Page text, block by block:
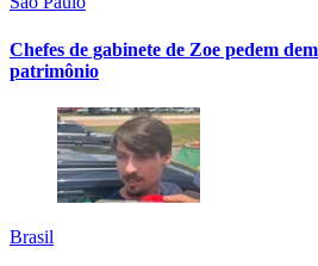
Chefes de gabinete de Zoe pedem
patrimônio
Brasil